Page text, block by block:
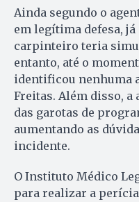
Ainda segundo o
em legítima defesa, já
carpinteiro teria
entanto, até o
identificou nenhuma
Freitas. Além disso, a
das garotas de
aumentando as
incidente.
O Instituto Médico
para realizar a perícia